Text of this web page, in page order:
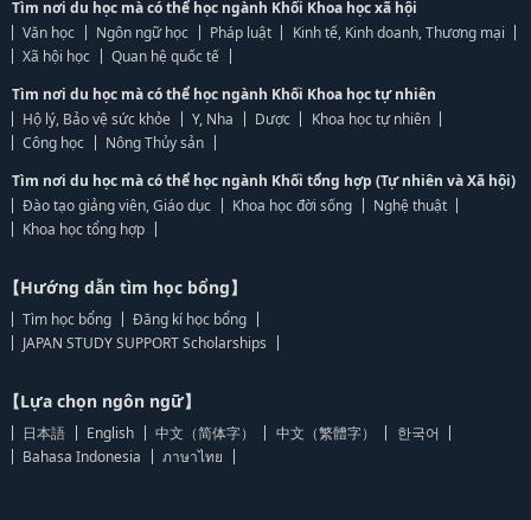
Tìm nơi du học mà có thể học ngành Khối Khoa học xã hội
Văn học
Ngôn ngữ học Pháp luật
Kinh tế, Kinh doanh, Thương mại
Xã hội học
Quan hệ quốc tế
Tìm nơi du học mà có thể học ngành Khối Khoa học tự nhiên
Hộ lý, Bảo vệ sức khỏe
Y, Nha Dược
Khoa học tự nhiên
Công học
Nông Thủy sản
Tìm nơi du học mà có thể học ngành Khối tổng hợp (Tự nhiên và Xã hội)
Đào tạo giảng viên, Giáo dục
Khoa học đời sống
Nghệ thuật
Khoa học tổng hợp
【Hướng dẫn tìm học bổng】
Tìm học bổng
Đăng kí học bổng
JAPAN STUDY SUPPORT Scholarships
【Lựa chọn ngôn ngữ】
日本語 English 中文（简体字） 中文（繁體字）
한국어
Bahasa Indonesia
ภาษาไทย